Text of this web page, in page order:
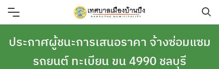
Skip
ประกาศผู้ชนะการเสนอราคา จ้างซ่อมแซม
รถยนต์ ทะเบียน ขน 4990 ชลบุรี